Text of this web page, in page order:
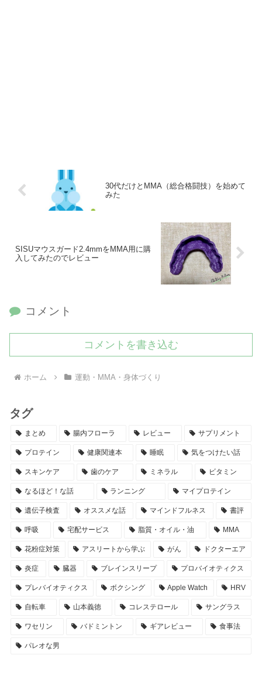
30代だけとMMA（総合格闘技）を始めて
みた
SISUマウスガード2.4mmをMMA用に購
入してみたのでレビュー
コメント
コメントを書き込む
ホーム 運動・MMA・身体づくり
タグ
まとめ 腸内フローラ レビュー サプリメント
プロテイン 健康関連本 睡眠 気をつけたい話
スキンケア 歯のケア ミネラル ビタミン
なるほど！な話 ランニング マイプロテイン
遺伝子検査 オススメな話 マインドフルネス 書評
呼吸 宅配サービス 脂質・オイル・油 MMA
花粉症対策 アスリートから学ぶ がん ドクターエア
炎症 臓器 ブレインスリープ プロバイオティクス
プレバイオティクス ボクシング Apple Watch HRV
自転車 山本義徳 コレステロール サングラス
ワセリン バドミントン ギアレビュー 食事法
パレオな男